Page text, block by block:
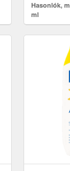
Hasonlók,
ml